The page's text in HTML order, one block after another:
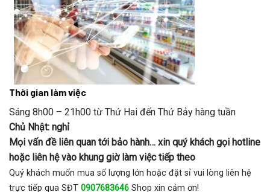
Thời gian làm việc
Sáng 8h00 – 21h00 từ Thứ Hai đến Thứ Bảy hàng tuần
Chủ Nhật: nghỉ
Mọi vấn đề liên quan tới bảo hành… xin quý khách gọi hotline
hoặc liên hệ vào khung giờ làm việc tiếp theo
Quý khách muốn mua số lượng lớn hoặc đặt sỉ vui lòng liên hệ
trực tiếp qua SĐT 0907683646 Shop xin cảm ơn!